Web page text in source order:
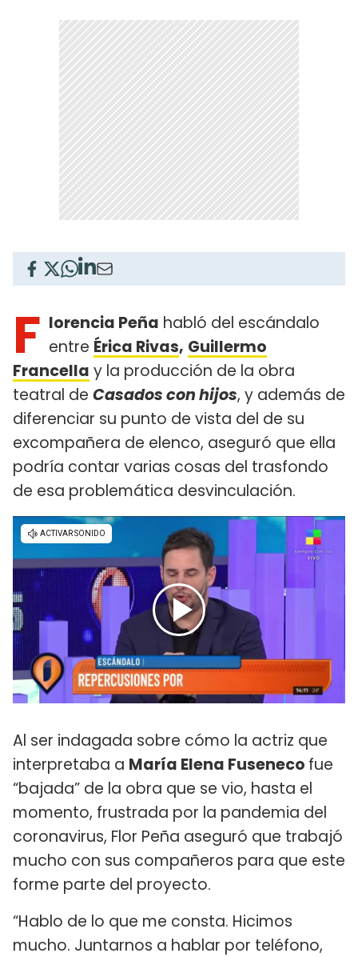
F lorencia Peña habló del escándalo
entre Érica Rivas, Guillermo
Francella y la producción de la obra
teatral de Casados con hijos, y además de
diferenciar su punto de vista del de su
excompañera de elenco, aseguró que ella
podría contar varias cosas del trasfondo
de esa problemática desvinculación.
Al ser indagada sobre cómo la actriz que
interpretaba a María Elena Fuseneco fue
“bajada” de la obra que se vio, hasta el
momento, frustrada por la pandemia del
coronavirus, Flor Peña aseguró que trabajó
mucho con sus compañeros para que este
forme parte del proyecto.
“Hablo de lo que me consta. Hicimos
mucho. Juntarnos a hablar por teléfono,